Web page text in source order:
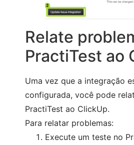
Relate
PractiTest ao
Uma vez que a integração
configurada, você pode
PractiTest ao ClickUp.
Para relatar problemas:
Execute um teste no